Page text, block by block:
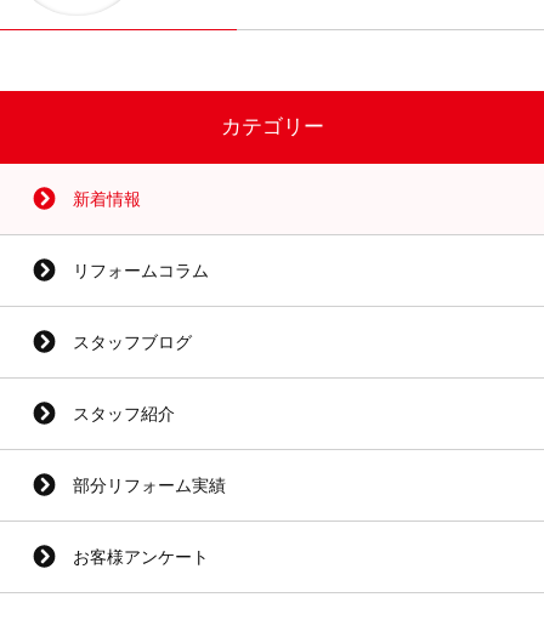
カテゴリー
新着情報
リフォームコラム
スタッフブログ
スタッフ紹介
部分リフォーム実績
お客様アンケート